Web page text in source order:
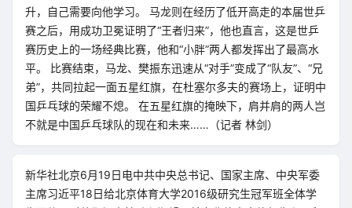
升，自己需要向他学习。 马龙则在经历了低开高走的本届世乒
赛之后，用成功卫冕证明了“王者归来”，他也直言，这是世乒
赛历史上的一场经典比赛，他和“小胖”两人都发挥出了最高水
平。 比赛结束，马龙、樊振东迅速从“对手”变成了“队友”、“兄
弟”，共同拉起一面五星红旗，在杜塞尔多夫的赛场上，证明中
国乒乓球的荣耀不熄。 在五星红旗的掩映下，肩并肩的两人岂
不就是中国乒乓球队的现在和未来……（记者 林剑）
新华社北京6月19日电中共中央总书记、国家主席、中央军委
主席习近平18日给北京体育大学2016级研究生冠军班全体学